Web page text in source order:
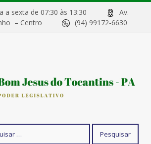
a sexta de 07:30 às 13:30
Av.
– Centro
(94) 99172-6630